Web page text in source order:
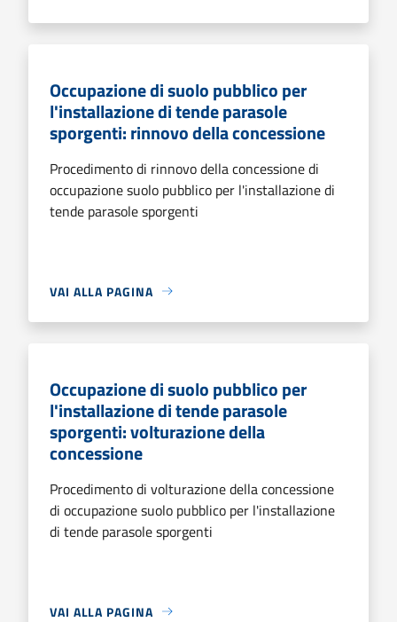
Occupazione di suolo pubblico per
l'installazione di tende parasole
sporgenti: rinnovo della concessione
Procedimento di rinnovo della concessione di
occupazione suolo pubblico per l'installazione di
tende parasole sporgenti
VAI ALLA PAGINA
Occupazione di suolo pubblico per
l'installazione di tende parasole
sporgenti: volturazione della
concessione
Procedimento di volturazione della concessione
di occupazione suolo pubblico per l'installazione
di tende parasole sporgenti
VAI ALLA PAGINA